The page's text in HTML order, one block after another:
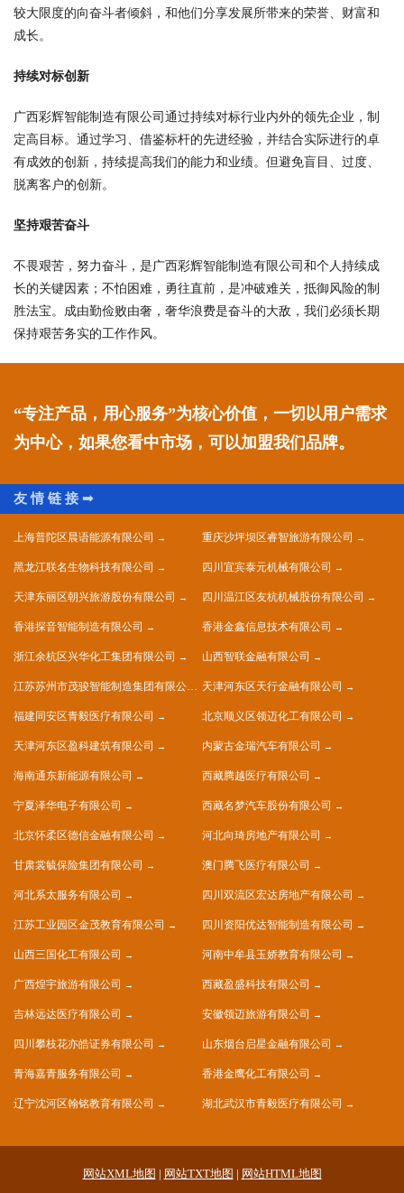
较大限度的向奋斗者倾斜，和他们分享发展所带来的荣誉、财富和
成长。
持续对标创新
广西彩辉智能制造有限公司通过持续对标行业内外的领先企业，制
定高目标。通过学习、借鉴标杆的先进经验，并结合实际进行的卓
有成效的创新，持续提高我们的能力和业绩。但避免盲目、过度、
脱离客户的创新。
坚持艰苦奋斗
不畏艰苦，努力奋斗，是广西彩辉智能制造有限公司和个人持续成
长的关键因素；不怕困难，勇往直前，是冲破难关，抵御风险的制
胜法宝。成由勤俭败由奢，奢华浪费是奋斗的大敌，我们必须长期
保持艰苦务实的工作作风。
“专注产品，用心服务”为核心价值，一切以用户需求
为中心，如果您看中市场，可以加盟我们品牌。
上海普陀区晨语能源有限公司 重庆沙坪坝区睿智旅游有限公司
黑龙江联名生物科技有限公司 四川宜宾泰元机械有限公司
天津东丽区朝兴旅游股份有限公司 四川温江区友杭机械股份有限公司
香港探音智能制造有限公司 香港金鑫信息技术有限公司
浙江余杭区兴华化工集团有限公司 山西智联金融有限公司
江苏苏州市茂骏智能制造集团有限公司 天津河东区天行金融有限公司
福建同安区青毅医疗有限公司 北京顺义区领迈化工有限公司
天津河东区盈科建筑有限公司 内蒙古金瑞汽车有限公司
海南通东新能源有限公司 西藏腾越医疗有限公司
宁夏泽华电子有限公司 西藏名梦汽车股份有限公司
北京怀柔区德信金融有限公司 河北向琦房地产有限公司
甘肃裳毓保险集团有限公司 澳门腾飞医疗有限公司
河北系太服务有限公司 四川双流区宏达房地产有限公司
江苏工业园区金茂教育有限公司 四川资阳优达智能制造有限公司
山西三国化工有限公司 河南中牟县玉娇教育有限公司
广西煌宇旅游有限公司 西藏盈盛科技有限公司
吉林远达医疗有限公司 安徽领迈旅游有限公司
四川攀枝花亦皓证券有限公司 山东烟台启星金融有限公司
青海嘉青服务有限公司 香港金鹰化工有限公司
辽宁沈河区翰铭教育有限公司 湖北武汉市青毅医疗有限公司
网站XML地图 | 网站TXT地图 | 网站HTML地图